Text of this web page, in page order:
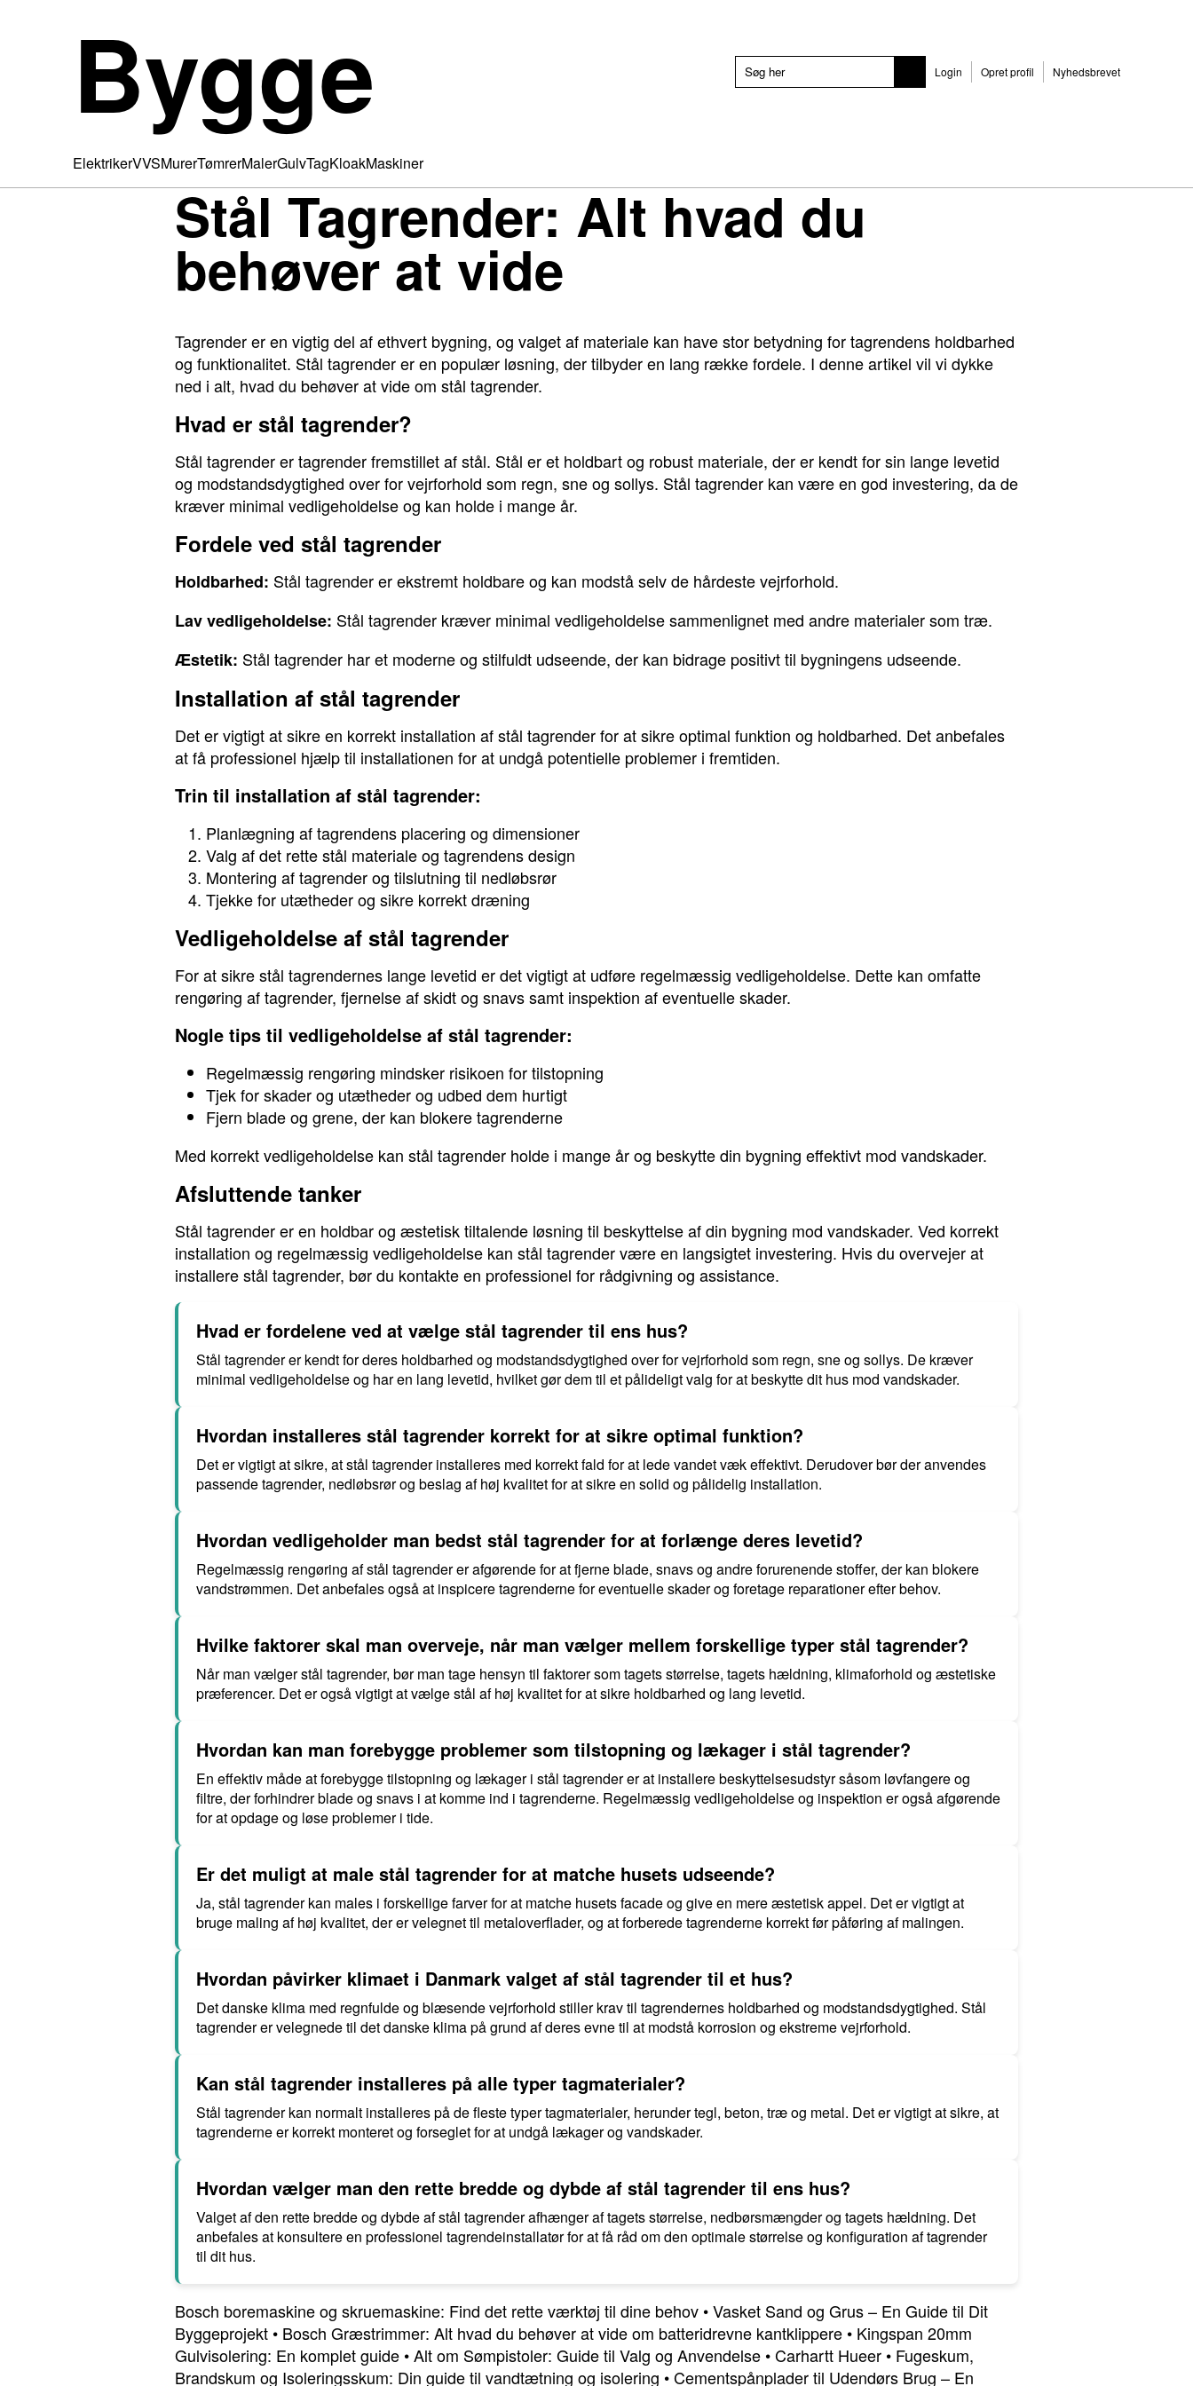
Bygge Login Opret profil Nyhedsbrevet
ElektrikerVVSMurerTømrerMalerGulvTagKloakMaskiner
Stål Tagrender: Alt hvad du
behøver at vide
Tagrender er en vigtig del af ethvert bygning, og valget af materiale kan have stor betydning for tagrendens holdbarhed
og funktionalitet. Stål tagrender er en populær løsning, der tilbyder en lang række fordele. I denne artikel vil vi dykke
ned i alt, hvad du behøver at vide om stål tagrender.
Hvad er stål tagrender?
Stål tagrender er tagrender fremstillet af stål. Stål er et holdbart og robust materiale, der er kendt for sin lange levetid
og modstandsdygtighed over for vejrforhold som regn, sne og sollys. Stål tagrender kan være en god investering, da de
kræver minimal vedligeholdelse og kan holde i mange år.
Fordele ved stål tagrender
Holdbarhed: Stål tagrender er ekstremt holdbare og kan modstå selv de hårdeste vejrforhold.
Lav vedligeholdelse: Stål tagrender kræver minimal vedligeholdelse sammenlignet med andre materialer som træ.
Æstetik: Stål tagrender har et moderne og stilfuldt udseende, der kan bidrage positivt til bygningens udseende.
Installation af stål tagrender
Det er vigtigt at sikre en korrekt installation af stål tagrender for at sikre optimal funktion og holdbarhed. Det anbefales
at få professionel hjælp til installationen for at undgå potentielle problemer i fremtiden.
Trin til installation af stål tagrender:
Planlægning af tagrendens placering og dimensioner
Valg af det rette stål materiale og tagrendens design
Montering af tagrender og tilslutning til nedløbsrør
Tjekke for utætheder og sikre korrekt dræning
Vedligeholdelse af stål tagrender
For at sikre stål tagrendernes lange levetid er det vigtigt at udføre regelmæssig vedligeholdelse. Dette kan omfatte
rengøring af tagrender, fjernelse af skidt og snavs samt inspektion af eventuelle skader.
Nogle tips til vedligeholdelse af stål tagrender:
Regelmæssig rengøring mindsker risikoen for tilstopning
Tjek for skader og utætheder og udbed dem hurtigt
Fjern blade og grene, der kan blokere tagrenderne
Med korrekt vedligeholdelse kan stål tagrender holde i mange år og beskytte din bygning effektivt mod vandskader.
Afsluttende tanker
Stål tagrender er en holdbar og æstetisk tiltalende løsning til beskyttelse af din bygning mod vandskader. Ved korrekt
installation og regelmæssig vedligeholdelse kan stål tagrender være en langsigtet investering. Hvis du overvejer at
installere stål tagrender, bør du kontakte en professionel for rådgivning og assistance.
Hvad er fordelene ved at vælge stål tagrender til ens hus?
Stål tagrender er kendt for deres holdbarhed og modstandsdygtighed over for vejrforhold som regn, sne og sollys. De kræver
minimal vedligeholdelse og har en lang levetid, hvilket gør dem til et pålideligt valg for at beskytte dit hus mod vandskader.
Hvordan installeres stål tagrender korrekt for at sikre optimal funktion?
Det er vigtigt at sikre, at stål tagrender installeres med korrekt fald for at lede vandet væk effektivt. Derudover bør der anvendes
passende tagrender, nedløbsrør og beslag af høj kvalitet for at sikre en solid og pålidelig installation.
Hvordan vedligeholder man bedst stål tagrender for at forlænge deres levetid?
Regelmæssig rengøring af stål tagrender er afgørende for at fjerne blade, snavs og andre forurenende stoffer, der kan blokere
vandstrømmen. Det anbefales også at inspicere tagrenderne for eventuelle skader og foretage reparationer efter behov.
Hvilke faktorer skal man overveje, når man vælger mellem forskellige typer stål tagrender?
Når man vælger stål tagrender, bør man tage hensyn til faktorer som tagets størrelse, tagets hældning, klimaforhold og æstetiske
præferencer. Det er også vigtigt at vælge stål af høj kvalitet for at sikre holdbarhed og lang levetid.
Hvordan kan man forebygge problemer som tilstopning og lækager i stål tagrender?
En effektiv måde at forebygge tilstopning og lækager i stål tagrender er at installere beskyttelsesudstyr såsom løvfangere og
filtre, der forhindrer blade og snavs i at komme ind i tagrenderne. Regelmæssig vedligeholdelse og inspektion er også afgørende
for at opdage og løse problemer i tide.
Er det muligt at male stål tagrender for at matche husets udseende?
Ja, stål tagrender kan males i forskellige farver for at matche husets facade og give en mere æstetisk appel. Det er vigtigt at
bruge maling af høj kvalitet, der er velegnet til metaloverflader, og at forberede tagrenderne korrekt før påføring af malingen.
Hvordan påvirker klimaet i Danmark valget af stål tagrender til et hus?
Det danske klima med regnfulde og blæsende vejrforhold stiller krav til tagrendernes holdbarhed og modstandsdygtighed. Stål
tagrender er velegnede til det danske klima på grund af deres evne til at modstå korrosion og ekstreme vejrforhold.
Kan stål tagrender installeres på alle typer tagmaterialer?
Stål tagrender kan normalt installeres på de fleste typer tagmaterialer, herunder tegl, beton, træ og metal. Det er vigtigt at sikre, at
tagrenderne er korrekt monteret og forseglet for at undgå lækager og vandskader.
Hvordan vælger man den rette bredde og dybde af stål tagrender til ens hus?
Valget af den rette bredde og dybde af stål tagrender afhænger af tagets størrelse, nedbørsmængder og tagets hældning. Det
anbefales at konsultere en professionel tagrendeinstallatør for at få råd om den optimale størrelse og konfiguration af tagrender
til dit hus.
Bosch boremaskine og skruemaskine: Find det rette værktøj til dine behov •Vasket Sand og Grus – En Guide til Dit
Byggeprojekt • Bosch Græstrimmer: Alt hvad du behøver at vide om batteridrevne kantklippere • Kingspan 20mm
Gulvisolering: En komplet guide •Alt om Sømpistoler: Guide til Valg og Anvendelse •Carhartt Hueer • Fugeskum,
Brandskum og Isoleringsskum: Din guide til vandtætning og isolering •Cementspånplader til Udendørs Brug – En